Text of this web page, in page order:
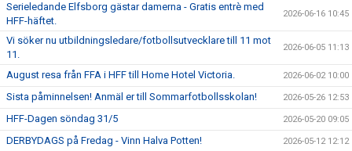
Serieledande Elfsborg gästar damerna - Gratis entrè med
HFF-häftet.
2026-06-16 10:45
Vi söker nu utbildningsledare/fotbollsutvecklare till 11 mot
11.
2026-06-05 11:13
August resa från FFA i HFF till Home Hotel Victoria. 2026-06-02 10:00
Sista påminnelsen! Anmäl er till Sommarfotbollsskolan! 2026-05-26 12:53
HFF-Dagen söndag 31/5 2026-05-20 09:05
DERBYDAGS på Fredag - Vinn Halva Potten! 2026-05-12 12:12